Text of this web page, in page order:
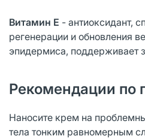
Витамин Е - антиоксидант,
регенерации и обновления
эпидермиса, поддерживает
Рекомендации по
Наносите крем на
тела тонким равномерным